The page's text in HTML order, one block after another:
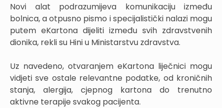
Novi alat podrazumijeva komunikaciju između
bolnica, a otpusno pismo i specijalistički nalazi mogu
putem eKartona dijeliti između svih zdravstvenih
dionika, rekli su Hini u Ministarstvu zdravstva.
Uz navedeno, otvaranjem eKartona liječnici mogu
vidjeti sve ostale relevantne podatke, od kroničnih
stanja, alergija, cjepnog kartona do trenutno
aktivne terapije svakog pacijenta.